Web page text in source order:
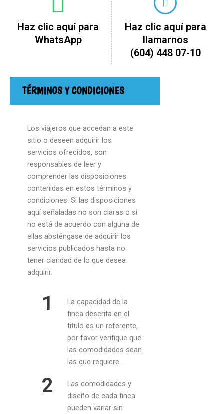
Haz clic aquí para
WhatsApp
Haz clic aquí para
llamarnos
(604) 448 07-10
TÉRMINOS Y CONDICIONES
Los viajeros que accedan a este
sitio o deseen adquirir los
servicios ofrecidos, son
responsables de leer y
comprender las disposiciones
contenidas en estos términos y
condiciones. Si las disposiciones
aquí señaladas no son claras o si
no está de acuerdo con alguna de
ellas absténgase de adquirir los
servicios publicados hasta no
tener claridad de lo que desea
adquirir.
1
La capacidad de la
finca descrita en el
titulo es un referente,
por favor verifique que
las comodidades sean
las que requiere.
2
Las comodidades y
diseño de cada finca
pueden variar sin